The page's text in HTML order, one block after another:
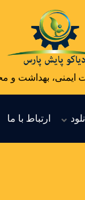
ایمنی، بهداشت
ارتباط با ما